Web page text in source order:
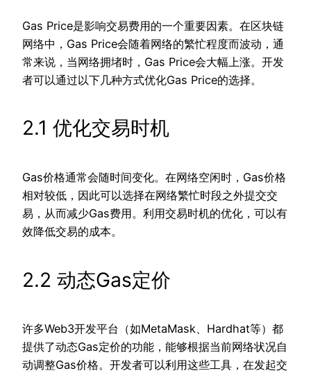
Gas Price是影响交易费用的一个重要因素。在区块链
网络中，Gas Price会随着网络的繁忙程度而波动，通
常来说，当网络拥堵时，Gas Price会大幅上涨。开发
者可以通过以下几种方式优化Gas Price的选择。
2.1 优化交易时机
Gas价格通常会随时间变化。在网络空闲时，Gas价格
相对较低，因此可以选择在网络繁忙时段之外提交交
易，从而减少Gas费用。利用交易时机的优化，可以有
效降低交易的成本。
2.2 动态Gas定价
许多Web3开发平台（如MetaMask、Hardhat等）都
提供了动态Gas定价的功能，能够根据当前网络状况自
动调整Gas价格。开发者可以利用这些工具，在发起交